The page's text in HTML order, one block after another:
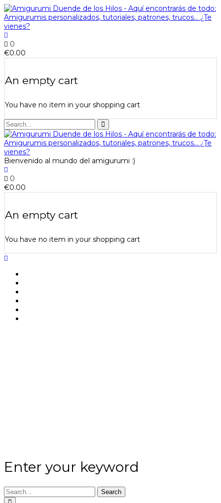
0
€0.00
An empty cart
You have no item in your shopping cart
Bienvenido al mundo del amigurumi :)
0
€0.00
An empty cart
You have no item in your shopping cart
Enter your keyword
Search